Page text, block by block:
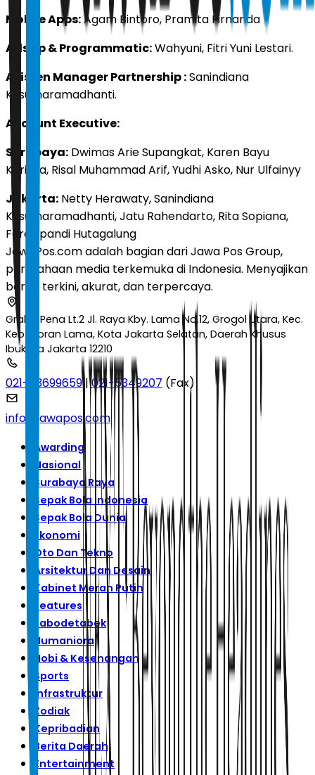
Mobile Apps:Agam Bintoro, Pramita Firnanda
AdsOp & Programmatic:Wahyuni, Fitri Yuni Lestari.
Asisten Manager Partnership :Sanindiana
Kusumaramadhanti.
Account Executive:
Surabaya: Dwimas Arie Supangkat, Karen Bayu
Khrisna, Risal Muhammad Arif, Yudhi Asko, Nur Ulfainyy
Jakarta: Netty Herawaty, Sanindiana
Kusumaramadhanti, Jatu Rahendarto, Rita Sopiana,
Ferel Ipandi Hutagalung
JawaPos.com adalah bagian dari Jawa Pos Group,
perusahaan media terkemuka di Indonesia. Menyajikan
berita terkini, akurat, dan terpercaya.
Graha Pena Lt.2 Jl. Raya Kby. Lama No.12, Grogol Utara, Kec.
Kebayoran Lama, Kota Jakarta Selatan, Daerah Khusus
Ibukota Jakarta 12210
021-53699659|021-5349207 (Fax)
info@jawapos.com
Awarding
Nasional
Surabaya Raya
Sepak Bola Indonesia
Sepak Bola Dunia
Ekonomi
Oto Dan Tekno
Arsitektur Dan Desain
Kabinet Merah Putih
Features
Jabodetabek
Humaniora
Hobi & Kesenangan
Sports
Infrastruktur
Zodiak
Kepribadian
Berita Daerah
Entertainment